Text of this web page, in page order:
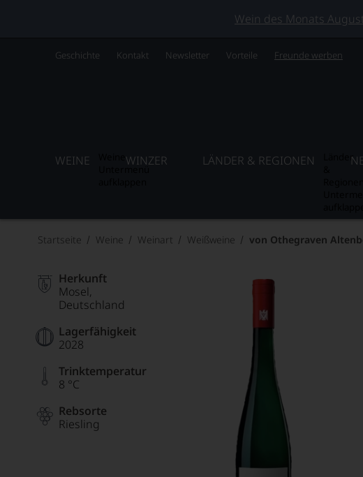
Wein des Monats
Geschichte Kontakt Newsletter Vorteile Freunde werben
WEINE WINZER LÄNDER & REGIONEN
Länder
Startseite Weine Weinart Weißweine von Othegraven
Herkunft
Mosel
Deutschland
Lagerfähigkeit
2028
Trinktemperatur
8 °C
Rebsorte
Riesling